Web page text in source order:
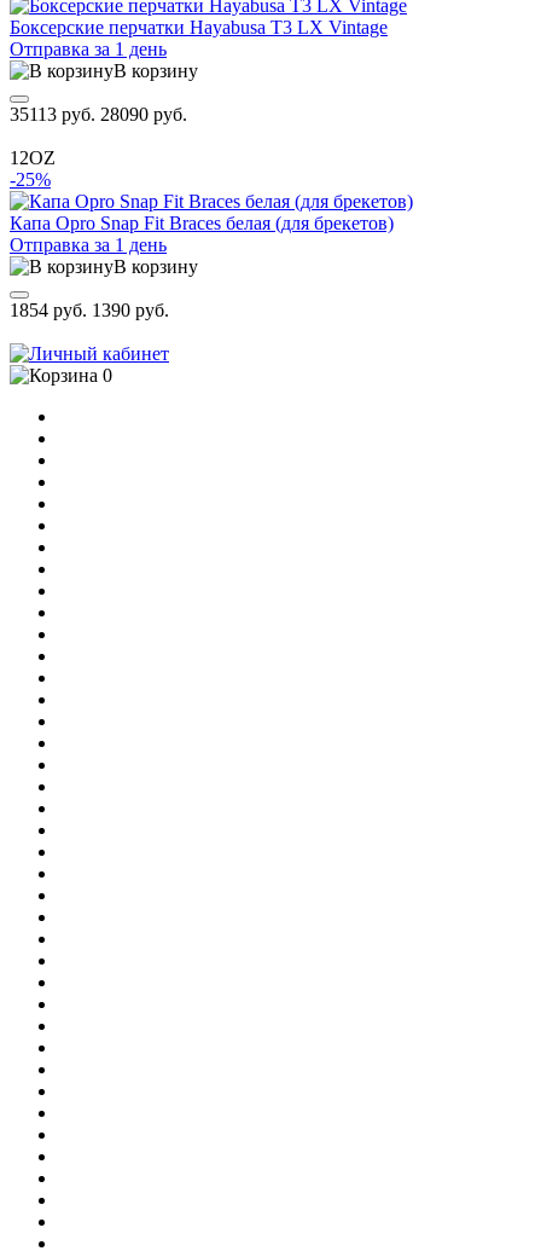
Боксерские перчатки Hayabusa T3 LX Vintage
Отправка за 1 день
В корзину
35113 руб. 28090 руб.
12OZ
-25%
Капа Opro Snap Fit Braces белая (для брекетов)
Отправка за 1 день
В корзину
1854 руб. 1390 руб.
0